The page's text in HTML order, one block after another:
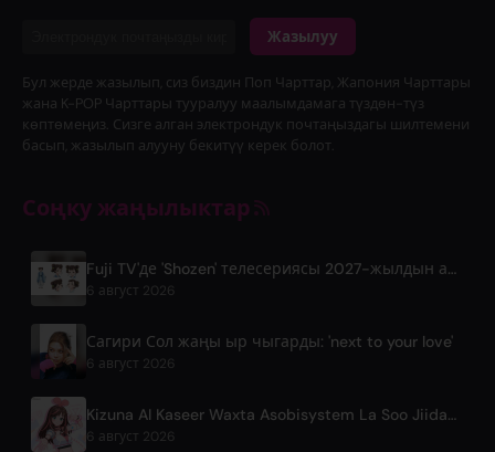
Жазылуу
Бул жерде жазылып, сиз биздин Поп Чарттар, Жапония Чарттары
жана K-POP Чарттары тууралуу маалымдамага түздөн-түз
көптөмеңиз. Сизге алган электрондук почтаңыздагы шилтемени
басып, жазылып алууну бекитүү керек болот.
Соңку жаңылыктар
Fuji TV'де 'Shozen' телесериясы 2027-жылдын апрель айында чыгат
6 август 2026
Сагири Сол жаңы ыр чыгарды: 'next to your love'
6 август 2026
Kizuna AI Kaseer Waxta Asobisystem La Soo Jiidanayo Wuxuu U Gudbay Hordhac 10aad Jabkahisa Dhacaya Aduunka
6 август 2026